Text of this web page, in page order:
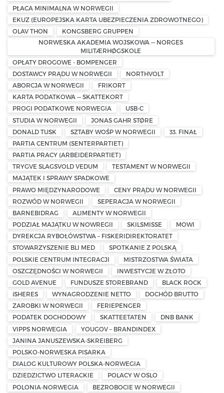
PŁACA MINIMALNA W NORWEGII
EKUZ (EUROPEJSKA KARTA UBEZPIECZENIA ZDROWOTNEGO)
OLAV THON
KONGSBERG GRUPPEN
NORWESKA AKADEMIA WOJSKOWA — NORGES
MILITÆRHØGSKOLE
OPŁATY DROGOWE - BOMPENGER
DOSTAWCY PRĄDU W NORWEGII
NORTHVOLT
ABORCJA W NORWEGII
FRIKORT
KARTA PODATKOWA — SKATTEKORT
PROGI PODATKOWE NORWEGIA
USB-C
STUDIA W NORWEGII
JONAS GAHR STØRE
DONALD TUSK
SZTABY WOŚP W NORWEGII
33. FINAŁ
PARTIA CENTRUM (SENTERPARTIET)
PARTIA PRACY (ARBEIDERPARTIET)
TRYGVE SLAGSVOLD VEDUM
TESTAMENT W NORWEGII
MAJĄTEK I SPRAWY SPADKOWE
PRAWO MIĘDZYNARODOWE
CENY PRĄDU W NORWEGII
ROZWÓD W NORWEGII
SEPERACJA W NORWEGII
BARNEBIDRAG
ALIMENTY W NORWEGII
PODZIAŁ MAJĄTKU W NOWREGII
SKILSMISSE
MOWI
DYREKCJA RYBOŁÓWSTWA – FISKERIDIREKTORATET
STOWARZYSZENIE BLI MED
SPOTKANIE Z POLSKĄ
POLSKIE CENTRUM INTEGRACJI
MISTRZOSTWA ŚWIATA
OSZCZĘDNOŚCI W NORWEGII
INWESTYCJE W ZŁOTO
GOLD AVENUE
FUNDUSZE STOREBRAND
BLACK ROCK
iSHERES
WYNAGRODZENIE NETTO
DOCHÓD BRUTTO
ZAROBKI W NORWEGII
FERIEPENGER
PODATEK DOCHODOWY
SKATTEETATEN
DNB BANK
VIPPS NORWEGIA
YOUGOV – BRANDINDEX
JANINA JANUSZEWSKA-SKREIBERG
POLSKO-NORWESKA PISARKA
DIALOG KULTUROWY POLSKA-NORWEGIA
DZIEDZICTWO LITERACKIE
POLACY W OSLO
POLONIA-NORWEGIA
BEZROBOCIE W NORWEGII